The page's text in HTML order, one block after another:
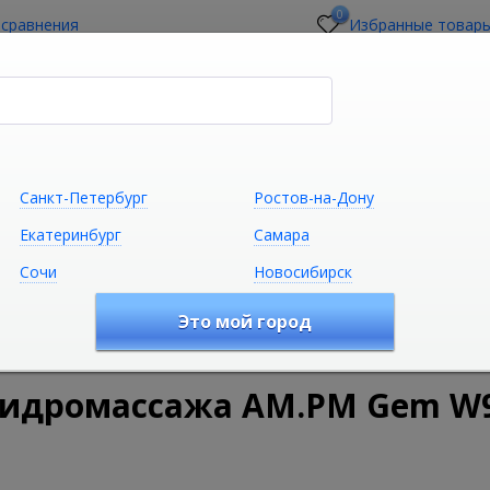
0 Избранные
Сантехника Климатическая
Душевые кабины Душевая кабина без
AM.PM Gem
Санкт-Петербург
Ростов-на-Дону
Екатеринбург
Самара
Сочи Новосибирск
Это мой город